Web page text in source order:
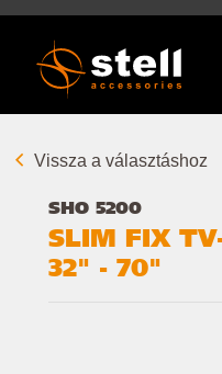
Vissza a választáshoz
SHO 5200
SLIM FIX
32" - 70"